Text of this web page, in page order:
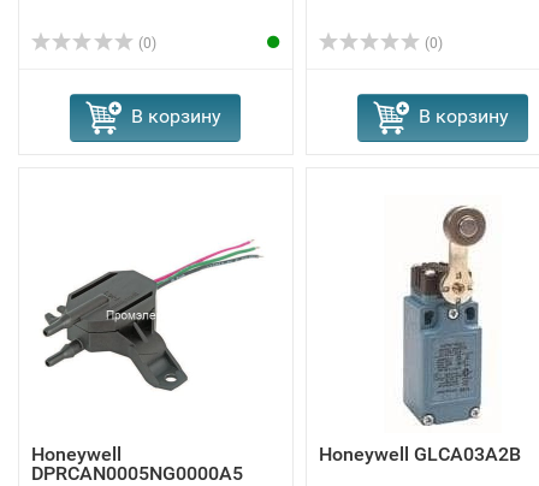
(0)
В корзину
(0)
В корзину
Honeywell
DPRCAN0005NG0000A5
Honeywell GLCA03A2B